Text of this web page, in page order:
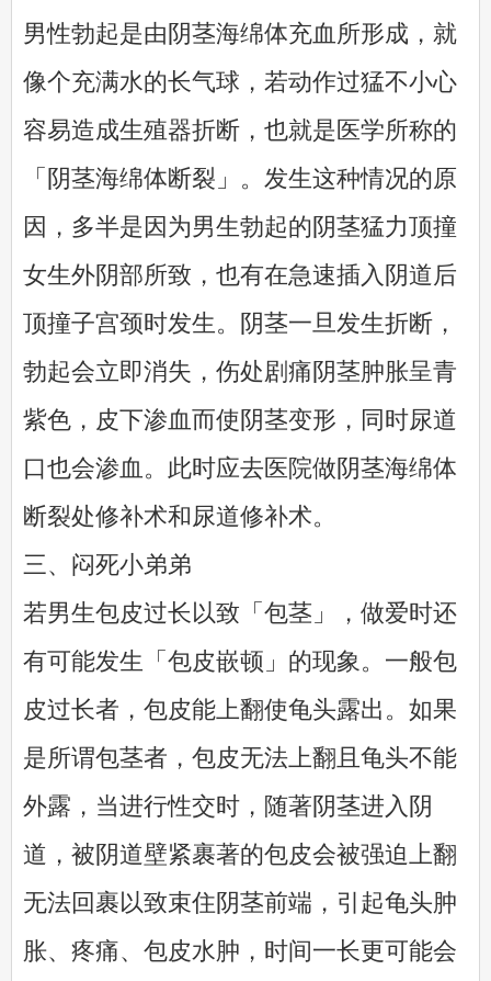
男性勃起是由阴茎海绵体充血所形成，就
像个充满水的长气球，若动作过猛不小心
容易造成生殖器折断，也就是医学所称的
「阴茎海绵体断裂」。发生这种情况的原
因，多半是因为男生勃起的阴茎猛力顶撞
女生外阴部所致，也有在急速插入阴道后
顶撞子宫颈时发生。阴茎一旦发生折断，
勃起会立即消失，伤处剧痛阴茎肿胀呈青
紫色，皮下渗血而使阴茎变形，同时尿道
口也会渗血。此时应去医院做阴茎海绵体
断裂处修补术和尿道修补术。
三、闷死小弟弟
若男生包皮过长以致「包茎」，做爱时还
有可能发生「包皮嵌顿」的现象。一般包
皮过长者，包皮能上翻使龟头露出。如果
是所谓包茎者，包皮无法上翻且龟头不能
外露，当进行性交时，随著阴茎进入阴
道，被阴道壁紧裹著的包皮会被强迫上翻
无法回裹以致束住阴茎前端，引起龟头肿
胀、疼痛、包皮水肿，时间一长更可能会